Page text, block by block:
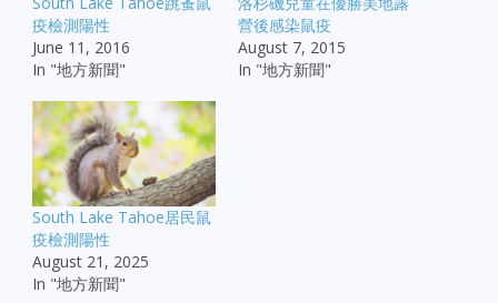
疫檢測陽性
June 11, 2016
In "地方新聞"
營後感染鼠疫
August 7, 2015
In "地方新聞"
South Lake Tahoe居民鼠
疫檢測陽性
August 21, 2025
In "地方新聞"